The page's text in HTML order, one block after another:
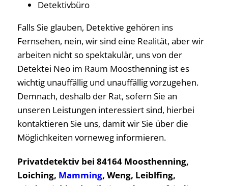
Detektivbüro
Falls Sie glauben, Detektive gehören ins
Fernsehen, nein, wir sind eine Realität, aber wir
arbeiten nicht so spektakulär, uns von der
Detektei Neo im Raum Moosthenning ist es
wichtig unauffällig und unauffällig vorzugehen.
Demnach, deshalb der Rat, sofern Sie an
unseren Leistungen interessiert sind, hierbei
kontaktieren Sie uns, damit wir Sie über die
Möglichkeiten vorneweg informieren.
Privatdetektiv bei 84164 Moosthenning,
Loiching, Mamming, Weng, Leiblfing,